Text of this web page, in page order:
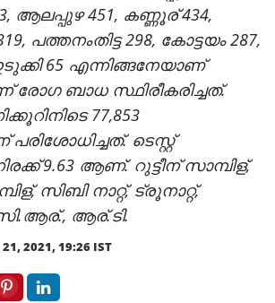
ആലപ്പുഴ 451, കണ്ണൂര് 434,
പത്തനംതിട്ട 298, കോട്ടയം 287,
65 എന്നിങ്ങനേയാണ്
രോഗ ബാധ സ്ഥിരീകരിച്ചത്.
77,853
ടെസ്റ്റ്
നിരക്ക് 9.63 ആണ്. റുട്ടീന് സാമ്പിള്,
സിബി നാറ്റ്, ട്രൂനാറ്റ്,
ആര്.ടി.
21, 2021, 19:26 IST